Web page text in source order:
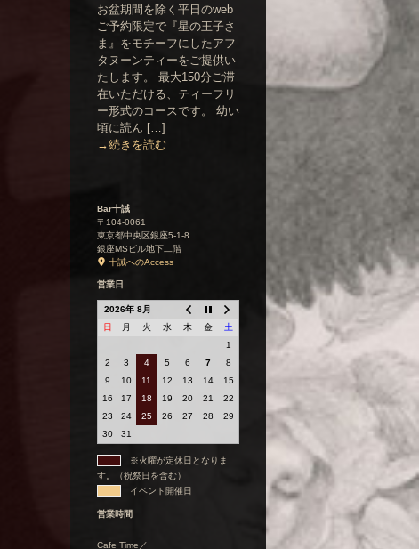
お盆期間を除く平日のweb
ご予約限定で『星の王子さ
ま』をモチーフにしたアフ
タヌーンティーをご提供い
たします。 最大150分ご滞
在いただける、ティーフリ
ー形式のコースです。 幼い
頃に読ん […]
→続きを読む
Bar十誡
〒104-0061
東京都中央区銀座5-1-8
銀座MSビル地下二階
十誡へのAccess
営業日
2026年 8月
日
月 火 水 木 金
土
1
2
3 4 5 6 7
8
9
10 11 12 13 14
15
16
17 18 19 20 21
22
23
24 25 26 27 28
29
30
31
※火曜が定休日となりま
す。（祝祭日を含む）
イベント開催日
営業時間
Cafe Time／